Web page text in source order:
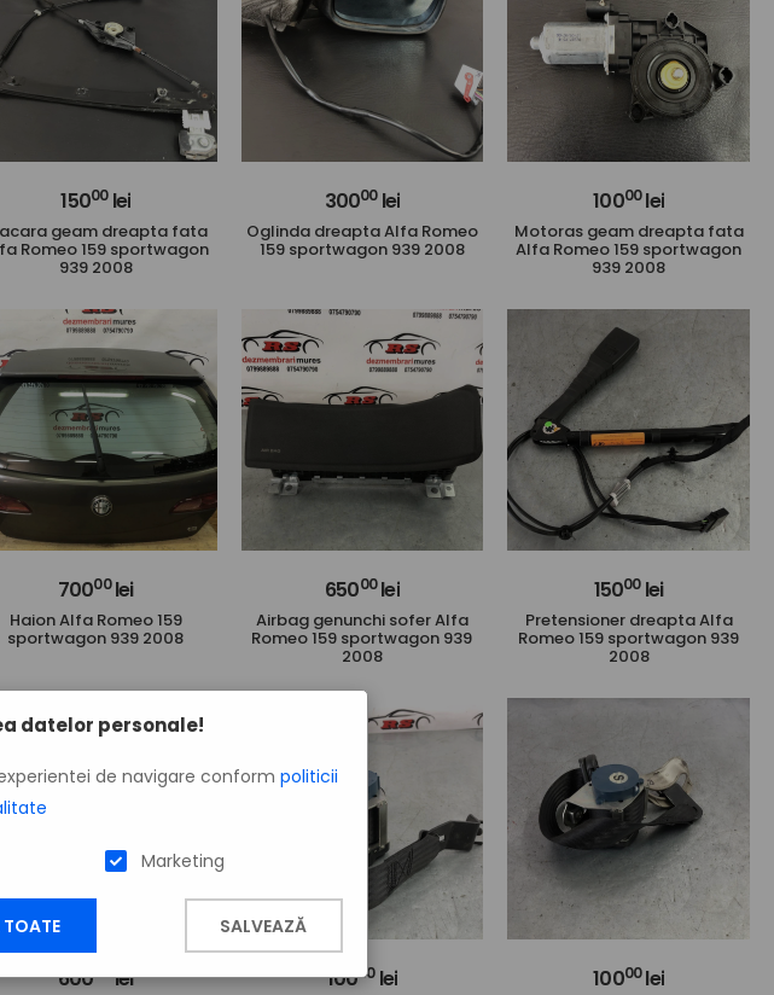
15000lei
geam dreapta fata
Romeo 159 sportwagon
939 2008
30000lei
Oglinda dreapta Alfa Romeo
159 sportwagon 939 2008
10000lei
Motoras geam dreapta fata
Alfa Romeo 159 sportwagon
939 2008
70000lei
Haion Alfa Romeo 159
sportwagon 939 2008
65000lei
Airbag genunchi sofer Alfa
Romeo 159 sportwagon 939
2008
15000lei
Pretensioner dreapta Alfa
Romeo 159 sportwagon 939
2008
600 lei 100 00lei 10000lei
datelor personale!
de navigare conform politicii
Marketing
SALVEAZĂ